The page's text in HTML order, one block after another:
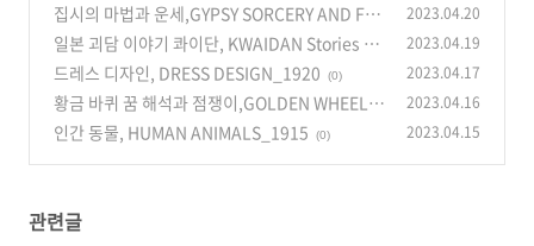
집시의 마법과 운세,GYPSY SORCERY AND FO
RTUNE-TELLING_1891
(0)
2023.04.20
일본 괴담 이야기 콰이단, KWAIDAN Stories an
d Studies of Strange Things_1904
(0)
2023.04.19
드레스 디자인, DRESS DESIGN_1920 (0) 2023.04.17
황금 바퀴 꿈 해석과 점쟁이,GOLDEN WHEEL D
REAM-BOOK AND FORTUNE-TELLER_1862
2023.04.16
인간 동물, HUMAN ANIMALS_1915 (0) 2023.04.15
관련글